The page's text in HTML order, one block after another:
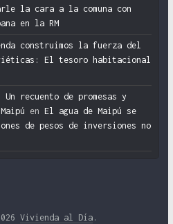
la cara a la comuna con
en la RM
construimos la fuerza del
El tesoro habitacional
recuento de promesas y
en El agua de Maipú se
de pesos de inversiones no
Vivienda al Día .